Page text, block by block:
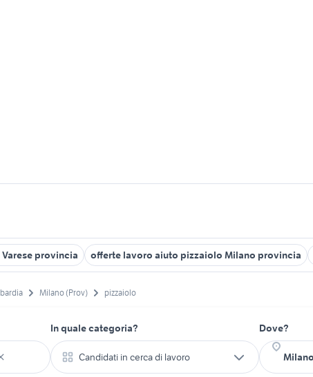
provincia offerte lavoro aiuto pizzaiolo Milano provincia
Milano (Prov) pizzaiolo
In quale categoria?
Candidati in cerca di lavoro
Dove?